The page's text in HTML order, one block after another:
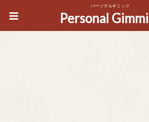
パーソナルギミック
Personal